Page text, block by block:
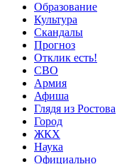
Образование
Культура
Скандалы
Прогноз
Отклик есть!
СВО
Армия
Афиша
Глядя из Ростова
Город
ЖКХ
Наука
Официально